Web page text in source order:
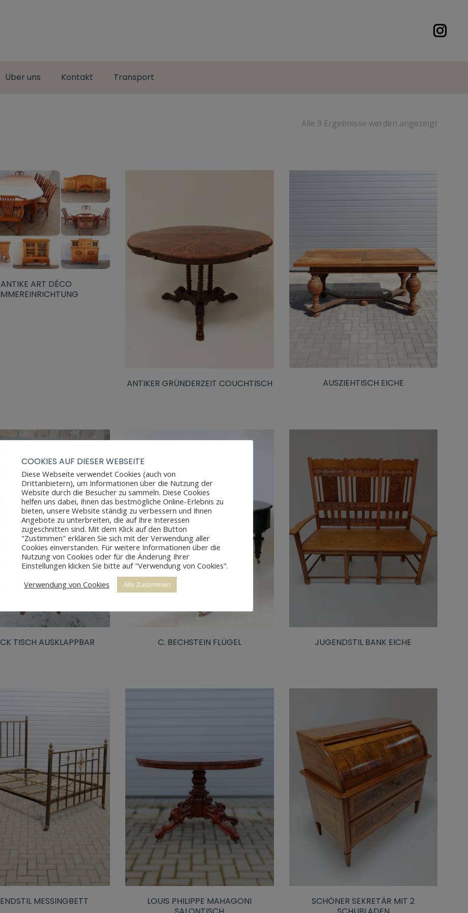
Über uns Kontakt Transport
Alle 9 Ergebnisse werden angezeigt
ANTIKE ART DÉCO
ANTIKER GRÜNDERZEIT COUCHTISCH AUSZIEHTISCH EICHE
TISCH AUSKLAPPBAR C. BECHSTEIN FLÜGEL JUGENDSTIL BANK EICHE
MESSINGBETT
LOUIS PHILIPPE MAHAGONI
SCHÖNER SEKRETÄR MIT 2
COOKIES AUF DIESER WEBSEITE
Diese Webseite verwendet Cookies (auch von
Drittanbietern), um Informationen über die Nutzung der
Website durch die Besucher zu sammeln. Diese Cookies
helfen uns dabei, Ihnen das bestmögliche Online-Erlebnis zu
bieten, unsere Website ständig zu verbessern und Ihnen
Angebote zu unterbreiten, die auf Ihre Interessen
zugeschnitten sind. Mit dem Klick auf den Button
"Zustimmen" erklären Sie sich mit der Verwendung aller
Cookies einverstanden. Für weitere Informationen über die
Nutzung von Cookies oder für die Änderung Ihrer
Einstellungen klicken Sie bitte auf "Verwendung von Cookies".
Verwendung von Cookies
Alle Zustimmen